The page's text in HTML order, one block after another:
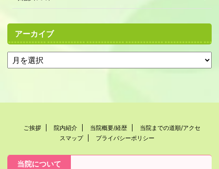
アーカイブ
ご挨拶 院内紹介 当院概要/経歴
当院までの道順/アクセ
スマップ
プライバシーポリシー
当院について